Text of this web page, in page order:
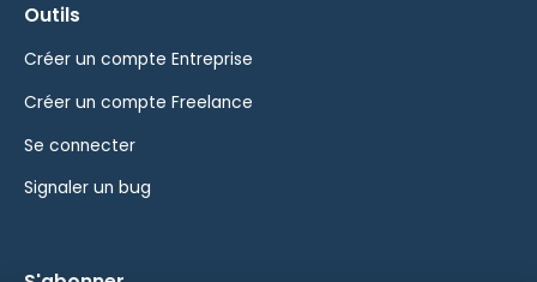
Outils
Créer un compte Entreprise
Créer un compte Freelance
Se connecter
Signaler un bug